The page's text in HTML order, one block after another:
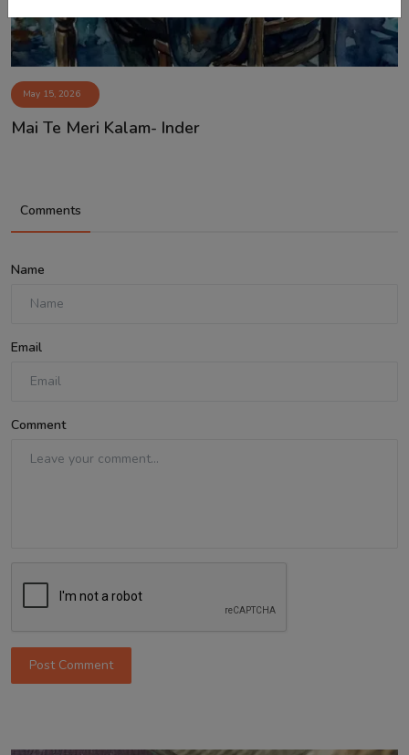
May 15, 2026
Mai Te Meri Kalam- Inder
Comments
Name
Email
Comment
Post Comment